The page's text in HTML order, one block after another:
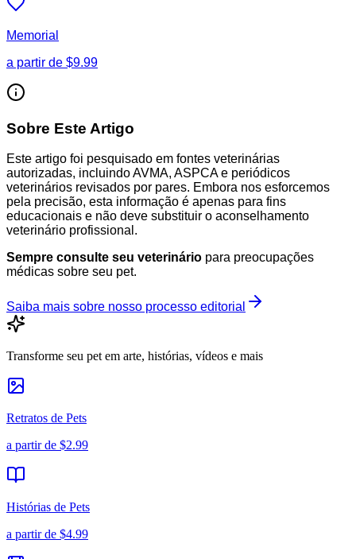
Memorial
a partir de $9.99
Sobre Este Artigo
Este artigo foi pesquisado em fontes veterinárias
autorizadas, incluindo AVMA, ASPCA e periódicos
veterinários revisados por pares. Embora nos esforcemos
pela precisão, esta informação é apenas para fins
educacionais e não deve substituir o aconselhamento
veterinário profissional.
Sempre consulte seu veterinário para preocupações
médicas sobre seu pet.
Saiba mais sobre nosso processo editorial
Transforme seu pet em arte, histórias, vídeos e mais
Retratos de Pets
a partir de $2.99
Histórias de Pets
a partir de $4.99